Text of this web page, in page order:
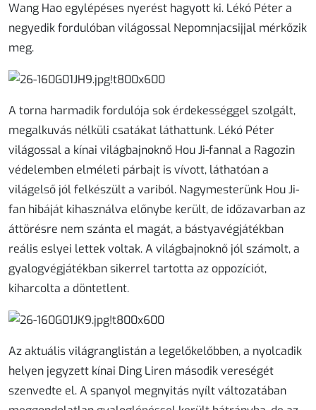
Wang Hao egylépéses nyerést hagyott ki. Lékó Péter a
negyedik fordulóban világossal Nepomnjacsijjal mérkőzik
meg.
A torna harmadik fordulója sok érdekességgel szolgált,
megalkuvás nélküli csatákat láthattunk. Lékó Péter
világossal a kínai világbajnoknő Hou Ji-fannal a Ragozin
védelemben elméleti párbajt is vívott, láthatóan a
világelső jól felkészült a variból. Nagymesterünk Hou Ji-
fan hibáját kihasználva előnybe került, de időzavarban az
áttörésre nem szánta el magát, a bástyavégjátékban
reális eslyei lettek voltak. A világbajnoknő jól számolt, a
gyalogvégjátékban sikerrel tartotta az oppozíciót,
kiharcolta a döntetlent.
Az aktuális világranglistán a legelőkelőbben, a nyolcadik
helyen jegyzett kínai Ding Liren második vereségét
szenvedte el. A spanyol megnyitás nyílt változatában